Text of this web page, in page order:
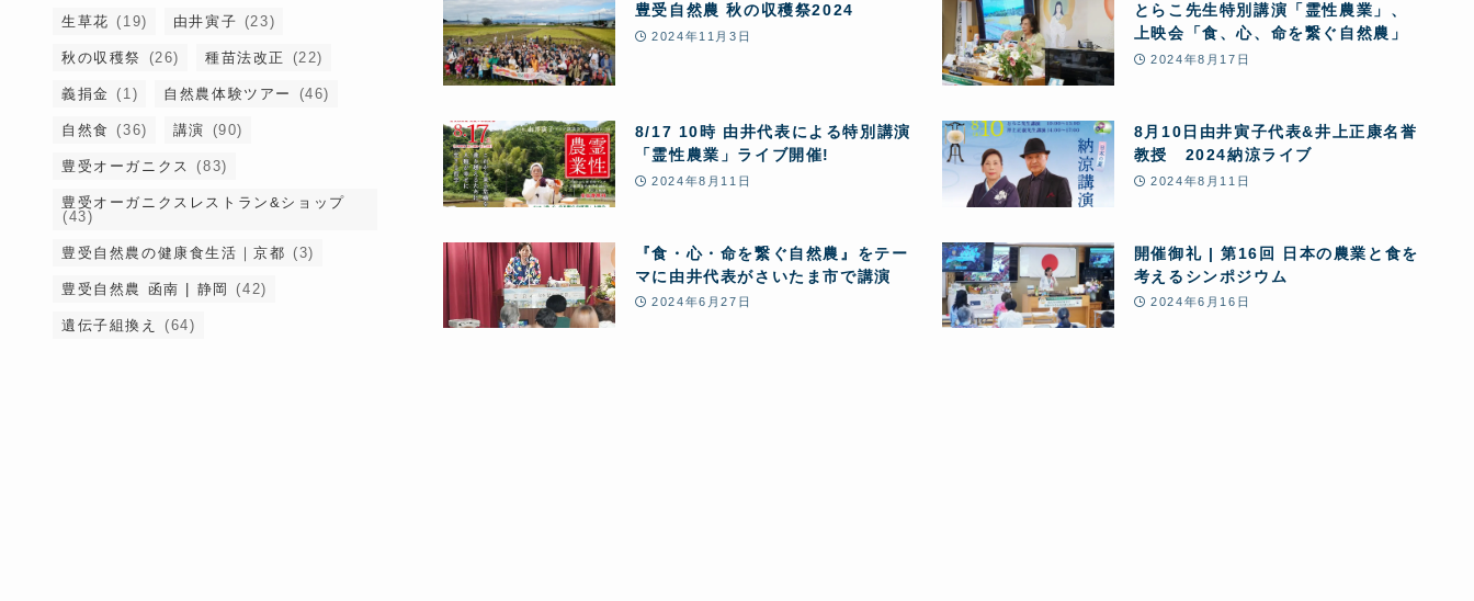
豊受自然農 秋の収穫祭2024
2024年11月3日
とらこ先生特別講演「霊性農業」、
上映会「食、心、命を繋ぐ自然農」
2024年8月17日
8/17 10時 由井代表による特別講演
「霊性農業」ライブ開催!
2024年8月11日
8月10日由井寅子代表&井上正康名誉
教授 2024納涼ライブ
2024年8月11日
『食・心・命を繋ぐ自然農』をテー
マに由井代表がさいたま市で講演
2024年6月27日
開催御礼 | 第16回 日本の農業と食を
考えるシンポジウム
2024年6月16日
生草花 (19) 由井寅子 (23)
秋の収穫祭 (26) 種苗法改正 (22)
義捐金 (1) 自然農体験ツアー (46)
自然食 (36) 講演 (90)
豊受オーガニクス (83)
豊受オーガニクスレストラン&ショップ
(43)
豊受自然農の健康食生活｜京都 (3)
豊受自然農 函南 | 静岡 (42)
遺伝子組換え (64)